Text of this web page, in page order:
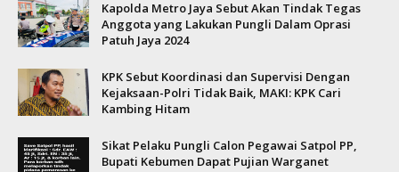
Kapolda Metro Jaya Sebut Akan Tindak Tegas
Anggota yang Lakukan Pungli Dalam Oprasi
Patuh Jaya 2024
KPK Sebut Koordinasi dan Supervisi Dengan
Kejaksaan-Polri Tidak Baik, MAKI: KPK Cari
Kambing Hitam
Sikat Pelaku Pungli Calon Pegawai Satpol PP,
Bupati Kebumen Dapat Pujian Warganet